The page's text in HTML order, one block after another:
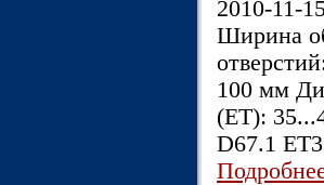
2010-11-
Ширина
100 мм
(ET):
D67.1